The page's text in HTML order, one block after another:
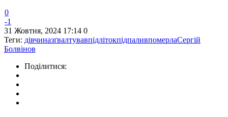
0
-1
31 Жовтня, 2024 17:14 0
Теги: дівчиназґвалтувавпідлітокпідпаливпомерлаСергій
Болвінов
Поділитися: